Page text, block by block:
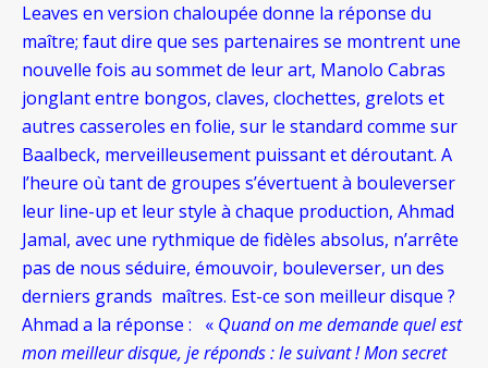
Leaves en version chaloupée donne la réponse du
maître; faut dire que ses partenaires se montrent une
nouvelle fois au sommet de leur art, Manolo Cabras
jonglant entre bongos, claves, clochettes, grelots et
autres casseroles en folie, sur le standard comme sur
Baalbeck, merveilleusement puissant et déroutant. A
l’heure où tant de groupes s’évertuent à bouleverser
leur line-up et leur style à chaque production, Ahmad
Jamal, avec une rythmique de fidèles absolus, n’arrête
pas de nous séduire, émouvoir, bouleverser, un des
derniers grands maîtres. Est-ce son meilleur disque ?
Ahmad a la réponse : « Quand on me demande quel est
mon meilleur disque, je réponds : le suivant ! Mon secret